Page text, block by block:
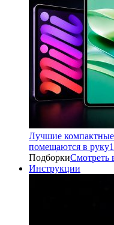
Лучшие
помещаются в руку
ПодборкиСмотреть
Инструкции